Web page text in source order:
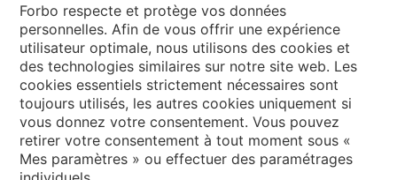
My Forbo
LEXIQUE
PLAN DU SITE
Forbo respecte et protège vos données
personnelles. Afin de vous offrir une expérience
utilisateur optimale, nous utilisons des cookies et
des technologies similaires sur notre site web. Les
cookies essentiels strictement nécessaires sont
toujours utilisés, les autres cookies uniquement si
vous donnez votre consentement. Vous pouvez
retirer votre consentement à tout moment sous «
Mes paramètres » ou effectuer des paramétrages